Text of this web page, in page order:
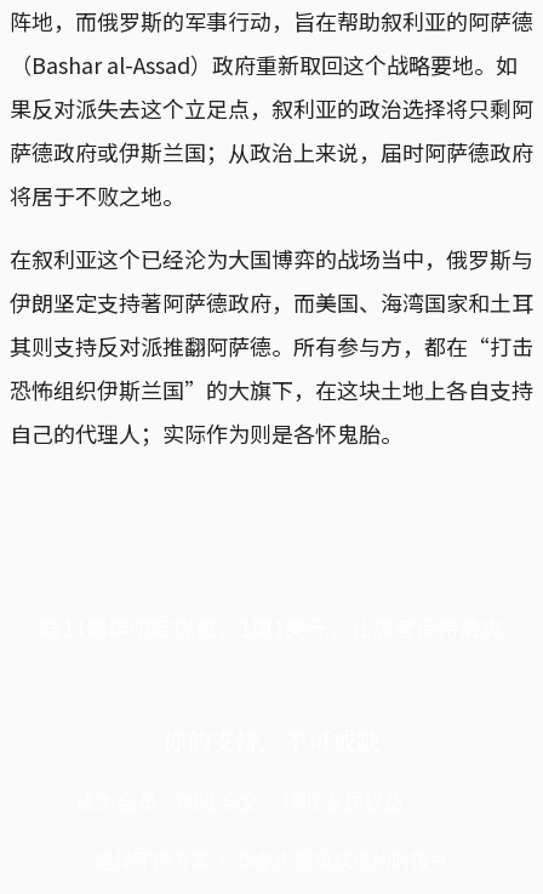
阵地，而俄罗斯的军事行动，旨在帮助叙利亚的阿萨德
（Bashar al-Assad）政府重新取回这个战略要地。如
果反对派失去这个立足点，叙利亚的政治选择将只剩阿
萨德政府或伊斯兰国；从政治上来说，届时阿萨德政府
将居于不败之地。
在叙利亚这个已经沦为大国博弈的战场当中，俄罗斯与
伊朗坚定支持著阿萨德政府，而美国、海湾国家和土耳
其则支持反对派推翻阿萨德。所有参与方，都在“打击
恐怖组织伊斯兰国”的大旗下，在这块土地上各自支持
自己的代理人；实际作为则是各怀鬼胎。